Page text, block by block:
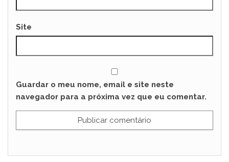
Site
Guardar o meu nome, email e site neste
navegador para a próxima vez que eu comentar.